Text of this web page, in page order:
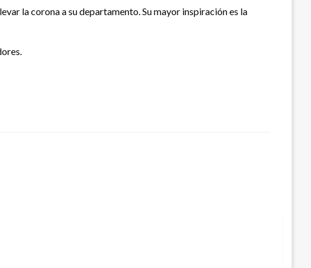
la corona a su departamento. Su mayor inspiración es la